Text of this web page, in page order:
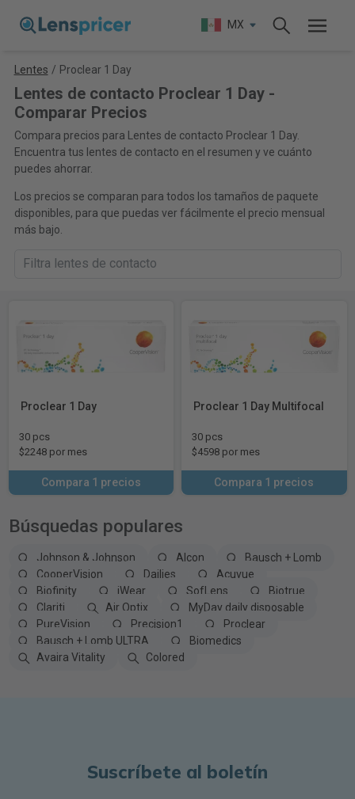
MX
Lentes / Proclear 1 Day
Lentes de contacto Proclear 1 Day -
Comparar Precios
Compara precios para Lentes de contacto Proclear 1 Day.
Encuentra tus lentes de contacto en el resumen y ve cuánto
puedes ahorrar.
Los precios se comparan para todos los tamaños de paquete
disponibles, para que puedas ver fácilmente el precio mensual
más bajo.
Proclear 1 Day
30 pcs
$2248 por mes
Compara 1 precios
Proclear 1 Day Multifocal
30 pcs
$4598 por mes
Compara 1 precios
Búsquedas populares
Johnson & Johnson Alcon
Bausch + Lomb
CooperVision
Dailies
Acuvue
Biofinity
iWear SofLens
Biotrue
Clariti
Air Optix
MyDay daily disposable
PureVision
Precision1
Proclear
Bausch + Lomb ULTRA
Biomedics
Avaira Vitality
Colored
Suscríbete al boletín